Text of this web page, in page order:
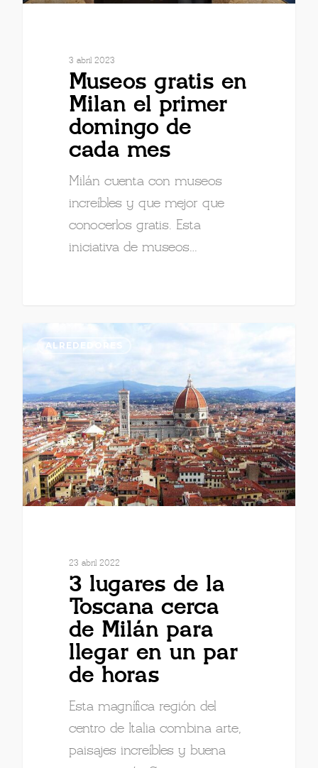
3 abril 2023
Museos gratis en
Milan el primer
domingo de
cada mes
Milán cuenta con museos
increíbles y que mejor que
conocerlos gratis. Esta
iniciativa de museos…
ALREDEDORES
23 abril 2022
3 lugares de la
Toscana cerca
de Milán para
llegar en un par
de horas
Esta magnífica región del
centro de Italia combina arte,
paisajes increíbles y buena